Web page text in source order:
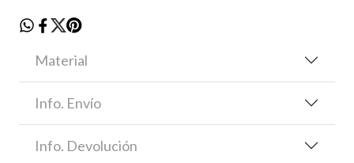
Material
Info. Envío
Info. Devolución